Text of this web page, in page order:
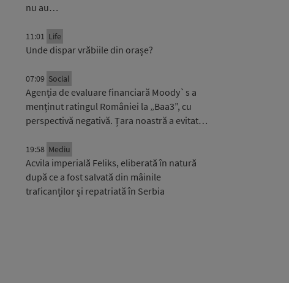
nu au…
11:01 Life
Unde dispar vrăbiile din orașe?
07:09 Social
Agenția de evaluare financiară Moody`s a
menținut ratingul României la „Baa3”, cu
perspectivă negativă. Țara noastră a evitat…
19:58 Mediu
Acvila imperială Feliks, eliberată în natură
după ce a fost salvată din mâinile
traficanților și repatriată în Serbia